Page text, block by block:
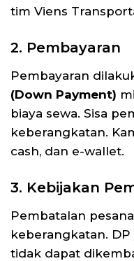
tim Viens
2. Pembayaran
Pembayaran
(Down Payment)
biaya sewa. Sisa
keberangkatan.
cash, dan e-wallet.
3. Kebijakan
Pembatalan
keberangkatan.
tidak dapat